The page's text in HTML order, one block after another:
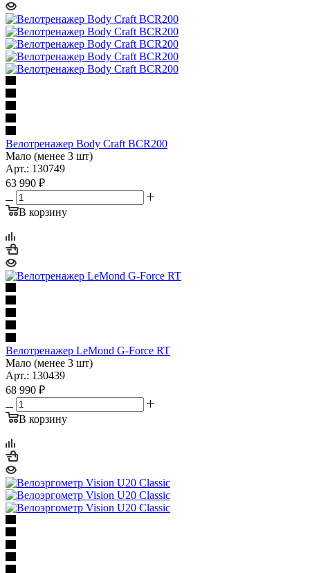
Велотренажер Body Craft BCR200
Мало (менее 3 шт)
Арт.: 130749
63 990 ₽
В корзину
Велотренажер LeMond G-Force RT
Мало (менее 3 шт)
Арт.: 130439
68 990 ₽
В корзину